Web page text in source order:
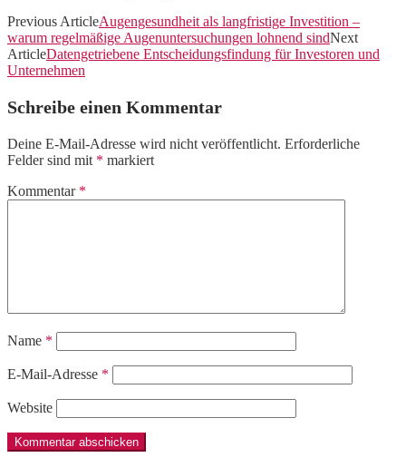
Previous ArticleAugengesundheit als langfristige Investition –
warum regelmäßige Augenuntersuchungen lohnend sindNext
ArticleDatengetriebene Entscheidungsfindung für Investoren und
Unternehmen
Schreibe einen Kommentar
Deine E-Mail-Adresse wird nicht veröffentlicht. Erforderliche
Felder sind mit * markiert
Kommentar *
Name *
E-Mail-Adresse *
Website